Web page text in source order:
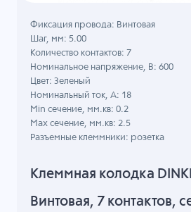
Клеммная колодка
Винтовая, 7 контактов,
Фиксация провода: Винтовая
Шаг, мм: 5.00
Количество контактов: 7
Номинальное напряжение, B: 600
Цвет: Зеленый
Номинальный ток, А: 18
Min сечение, мм.кв: 0.2
Max сечение, мм.кв: 2.5
Разъемные клеммники: розетка